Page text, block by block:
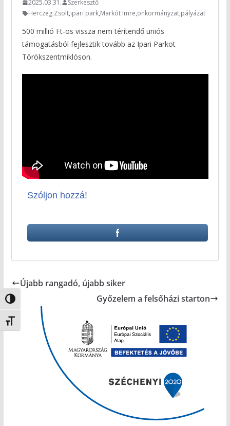
Nagy kontraszt váltása
Betűméret váltása
2025.03.31.
Szerkesztő
Herczeg Zsolt,ipari park,Markót Imre,önkormányzat,pályázat
500 millió Ft-os vissza nem térítendő uniós
támogatásból fejlesztik tovább az Ipari Parkot
Törökszentmiklóson.
Szóljon hozzá!
Újabb rangadó, újabb siker
Győzelem a felsőházi starton